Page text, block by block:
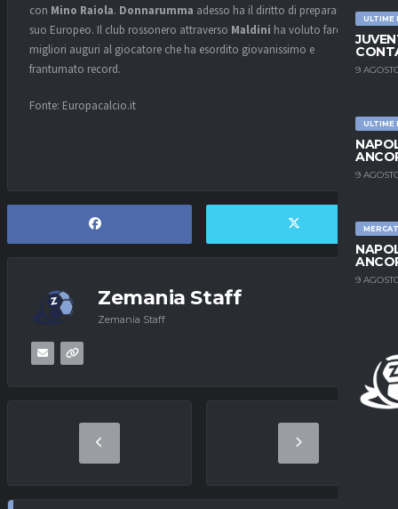
ULTIME
9
ULTIME
9
9
con Mino Raiola. Donnarumma adesso ha il diritto di preparare il
suo Europeo. Il club rossonero attraverso Maldini ha voluto fare i
migliori auguri al giocatore che ha esordito giovanissimo e
frantumato record.
Fonte: Europacalcio.it
Zemania Staff
Zemania Staff